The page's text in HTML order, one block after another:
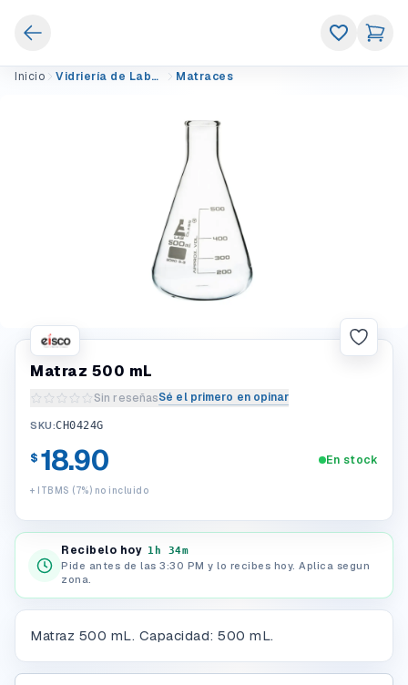
Inicio Vidriería de Laboratorio Matraces
Matraz 500 mL
Sin reseñasSé el primero en opinar
Escribir una reseña del producto
SKU:CH0424G
$ 18.90
+ ITBMS (7%) no incluido
En stock
Recibelo hoy 1h 34m
Pide antes de las 3:30 PM y lo recibes hoy. Aplica segun
zona.
Matraz 500 mL. Capacidad: 500 mL.